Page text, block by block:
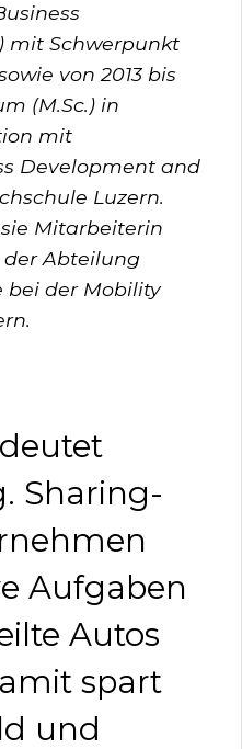
mit Schwerpunkt
von 2013 bis
(M.Sc.) in
mit
Development and
Luzern.
sie Mitarbeiterin
Abteilung
bei der Mobility
Sharing-
Aufgaben
Autos
spart
und